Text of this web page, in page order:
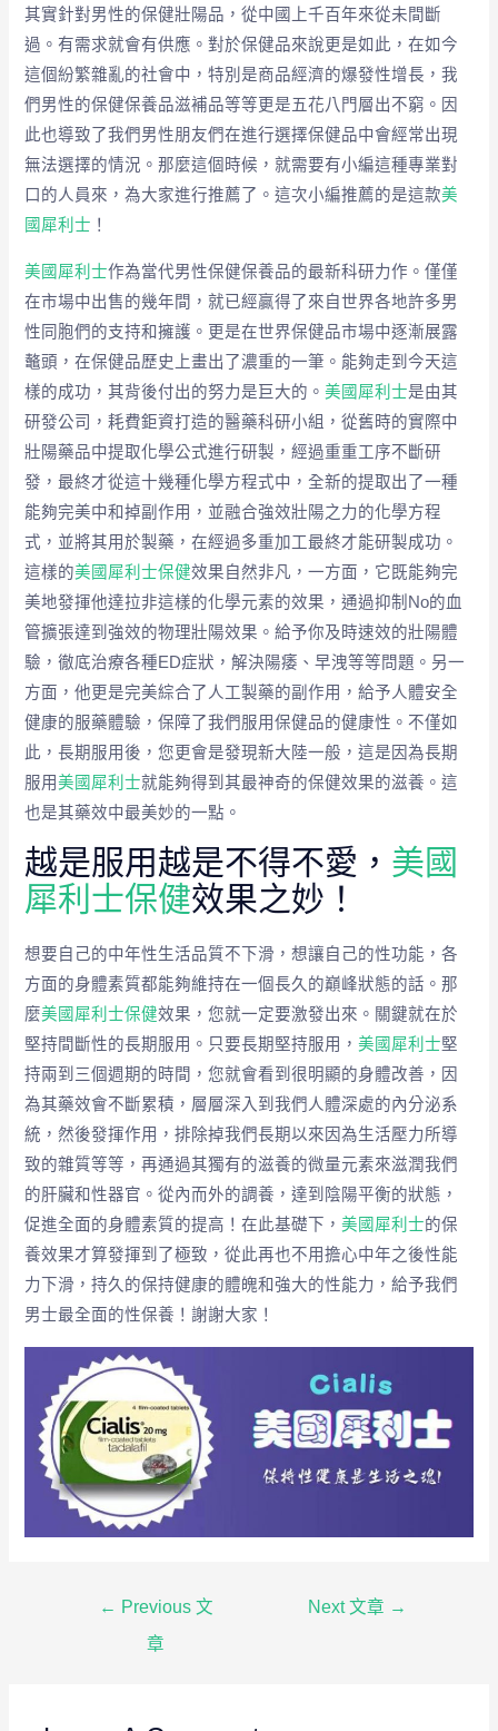
其實針對男性的保健壯陽品，從中國上千百年來從未間斷
過。有需求就會有供應。對於保健品來說更是如此，在如今
這個紛繁雜亂的社會中，特別是商品經濟的爆發性增長，我
們男性的保健保養品滋補品等等更是五花八門層出不窮。因
此也導致了我們男性朋友們在進行選擇保健品中會經常出現
無法選擇的情況。那麼這個時候，就需要有小編這種專業對
口的人員來，為大家進行推薦了。這次小編推薦的是這款美
國犀利士 ！
美國犀利士作為當代男性保健保養品的最新科研力作。僅僅
在市場中出售的幾年間，就已經贏得了來自世界各地許多男
性同胞們的支持和擁護。更是在世界保健品市場中逐漸展露
鼇頭，在保健品歷史上畫出了濃重的一筆。能夠走到今天這
樣的成功，其背後付出的努力是巨大的。美國犀利士是由其
研發公司，耗費鉅資打造的醫藥科研小組，從舊時的實際中
壯陽藥品中提取化學公式進行研製，經過重重工序不斷研
發，最終才從這十幾種化學方程式中，全新的提取出了一種
能夠完美中和掉副作用，並融合強效壯陽之力的化學方程
式，並將其用於製藥，在經過多重加工最終才能研製成功。
這樣的美國犀利士保健效果自然非凡，一方面，它既能夠完
美地發揮他達拉非這樣的化學元素的效果，通過抑制No的血
管擴張達到強效的物理壯陽效果。給予你及時速效的壯陽體
驗，徹底治療各種ED症狀，解決陽痿、早洩等等問題。另一
方面，他更是完美綜合了人工製藥的副作用，給予人體安全
健康的服藥體驗，保障了我們服用保健品的健康性。不僅如
此，長期服用後，您更會是發現新大陸一般，這是因為長期
服用美國犀利士就能夠得到其最神奇的保健效果的滋養。這
也是其藥效中最美妙的一點。
越是服用越是不得不愛， 美國
犀利士保健效果之妙！
想要自己的中年性生活品質不下滑，想讓自己的性功能，各
方面的身體素質都能夠維持在一個長久的巔峰狀態的話。那
麼美國犀利士保健效果，您就一定要激發出來。關鍵就在於
堅持間斷性的長期服用。只要長期堅持服用，美國犀利士堅
持兩到三個週期的時間，您就會看到很明顯的身體改善，因
為其藥效會不斷累積，層層深入到我們人體深處的內分泌系
統，然後發揮作用，排除掉我們長期以來因為生活壓力所導
致的雜質等等，再通過其獨有的滋養的微量元素來滋潤我們
的肝臟和性器官。從內而外的調養，達到陰陽平衡的狀態，
促進全面的身體素質的提高！在此基礎下，美國犀利士的保
養效果才算發揮到了極致，從此再也不用擔心中年之後性能
力下滑，持久的保持健康的體魄和強大的性能力，給予我們
男士最全面的性保養！謝謝大家！
← Previous 文
章
Next 文章 →